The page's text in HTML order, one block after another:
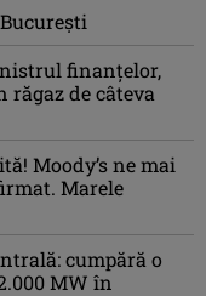
finanțelor,
răgaz de câteva
Moody’s ne mai
Marele
cumpără o
MW în